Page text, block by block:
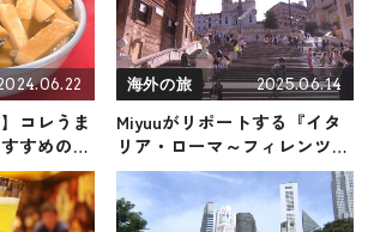
コレうま
すめのご
2024年6
海外の旅 2025.06.14
Miyuuがリポートする『イタ
リア・ローマ～フィレンツ
ェ』の旅！おすすめ観光スポ
ットやグルメを紹介 2025年6
月14日放送